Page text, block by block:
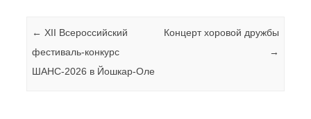
Навигация по записям
← XII Всероссийский
фестиваль-конкурс
ШАНС-2026 в Йошкар-Оле
Концерт хоровой дружбы
→